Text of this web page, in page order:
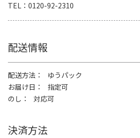
TEL
0120-92-2310
配送情報
配送方法
ゆうパック
お届け日
指定可
のし
対応可
決済方法